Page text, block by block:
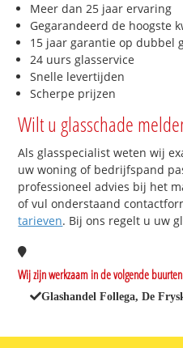
Meer dan 25 jaar ervaring
Gegarandeerd de hoogste
15 jaar garantie op dubbel
24 uurs glasservice
Snelle levertijden
Scherpe prijzen
Wilt u glasschade
Als glasspecialist weten wij
uw woning of bedrijfspand
professioneel advies bij het
of vul onderstaand
tarieven. Bij ons regelt u uw
Wij zijn werkzaam in de volgende
Glashandel Follega, De